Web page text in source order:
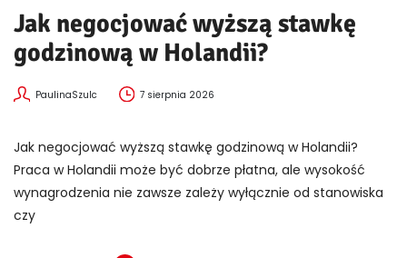
Jak negocjować wyższą stawkę
godzinową w Holandii?
PaulinaSzulc 7 sierpnia 2026
Jak negocjować wyższą stawkę godzinową w Holandii?
Praca w Holandii może być dobrze płatna, ale wysokość
wynagrodzenia nie zawsze zależy wyłącznie od stanowiska
czy